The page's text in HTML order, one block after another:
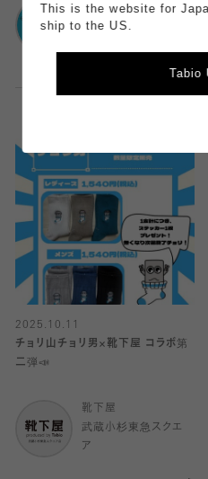
靴下屋
アトレ目黒
2025.10.11
チョリ山チョリ男×靴下屋 コラボ第
二弾📣
靴下屋
武蔵小杉東急スクエ
ア
This is the website for
ship to the US.
Tabio